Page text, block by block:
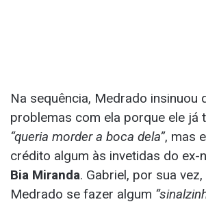
Na sequência, Medrado insinuou
problemas com ela porque ele já
“queria morder a boca dela”, mas
crédito algum às invetidas do ex-
Bia Miranda. Gabriel, por sua
Medrado se fazer algum